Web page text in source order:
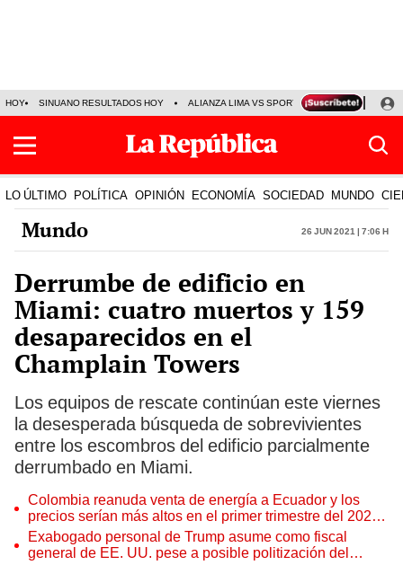
HOY SINUANO RESULTADOS HOY ALIANZA LIMA VS SPORT BOYS JORGE
LO ÚLTIMO POLÍTICA OPINIÓN ECONOMÍA SOCIEDAD MUNDO
Mundo 26 Jun 2021 | 7:06 h
Derrumbe de edificio en
Miami: cuatro muertos y 159
desaparecidos en el
Champlain Towers
Los equipos de rescate continúan este viernes
la desesperada búsqueda de sobrevivientes
entre los escombros del edificio parcialmente
derrumbado en Miami.
Colombia reanuda venta de energía a Ecuador y los
precios serían más altos en el primer trimestre del 2027,
según Cenace
Exabogado personal de Trump asume como fiscal
general de EE. UU. pese a posible politización del